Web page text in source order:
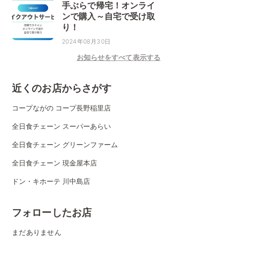
手ぶらで帰宅！オンライ
ンで購入～自宅で受け取
り！
2024年08月30日
お知らせをすべて表示する
近くのお店からさがす
コープながの コープ長野稲里店
全日食チェーン スーパーあらい
全日食チェーン グリーンファーム
全日食チェーン 現金屋本店
ドン・キホーテ 川中島店
フォローしたお店
まだありません